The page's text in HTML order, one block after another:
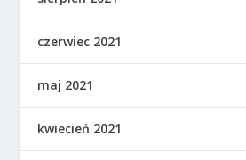
czerwiec 2021
maj 2021
kwiecień 2021